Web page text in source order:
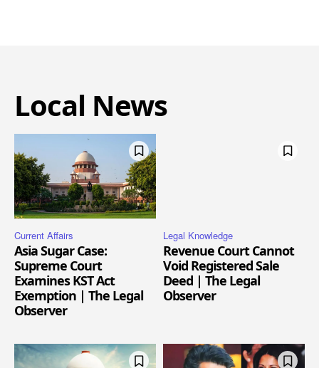
Local News
Current Affairs
Asia Sugar Case:
Supreme Court
Examines KST Act
Exemption | The Legal
Observer
Legal Knowledge
Revenue Court Cannot
Void Registered Sale
Deed | The Legal
Observer